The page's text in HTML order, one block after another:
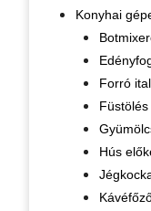
Konyhai
Forró
Füstölés
Hús